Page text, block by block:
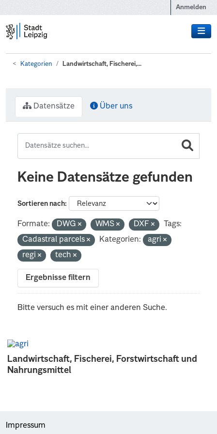
Anmelden
Kategorien Landwirtschaft, Fischerei,...
Landwirtschaft, Fischerei, Forstwirtschaft und
Nahrungsmittel
Datensätze Über uns
Keine Datensätze gefunden
Sortieren nach
Formate: DWG WMS DXF
Tags:
Cadastral parcels
Kategorien:
agri
regi
tech
Ergebnisse filtern
Bitte versuch es mit einer anderen Suche.
Impressum